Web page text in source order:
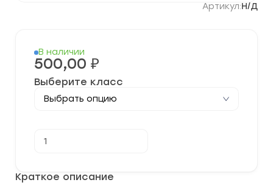
Артикул:Н/Д
Краткое описание
В наличии
500,00 ₽
Выберите класс
товара
этап
по